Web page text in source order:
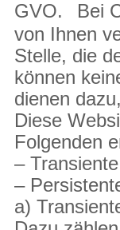
GVO.
Bei
von Ihnen
Stelle, die
können
dienen
Diese
Folgenden
–
–
a)